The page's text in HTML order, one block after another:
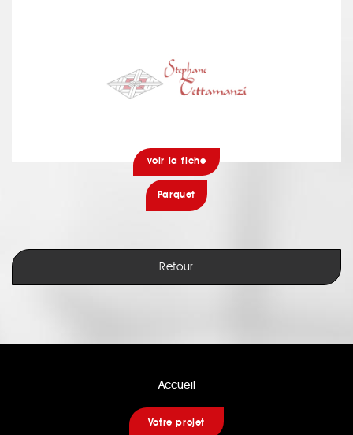
voir la fiche
Parquet
Retour
Accueil
Votre projet